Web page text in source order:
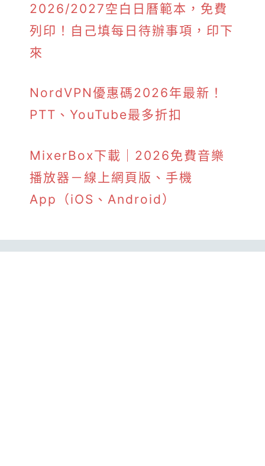
2026/2027空白日曆範本，免費
列印！自己填每日待辦事項，印下
來
NordVPN優惠碼2026年最新！
PTT、YouTube最多折扣
MixerBox下載｜2026免費音樂
播放器－線上網頁版、手機
App（iOS、Android）